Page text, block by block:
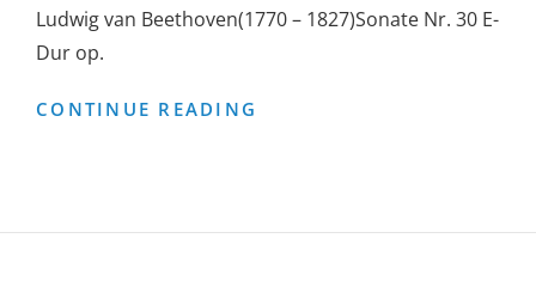
Ludwig van Beethoven(1770 – 1827)Sonate Nr. 30 E-
Dur op.
CONTINUE READING